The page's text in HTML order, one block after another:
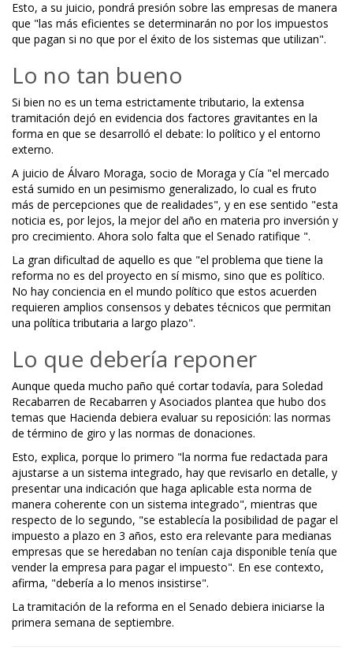
Esto, a su juicio, pondrá presión sobre las empresas de manera
que "las más eficientes se determinarán no por los impuestos
que pagan si no que por el éxito de los sistemas que utilizan".
Lo no tan bueno
Si bien no es un tema estrictamente tributario, la extensa
tramitación dejó en evidencia dos factores gravitantes en la
forma en que se desarrolló el debate: lo político y el entorno
externo.
A juicio de Álvaro Moraga, socio de Moraga y Cía "el mercado
está sumido en un pesimismo generalizado, lo cual es fruto
más de percepciones que de realidades", y en ese sentido "esta
noticia es, por lejos, la mejor del año en materia pro inversión y
pro crecimiento. Ahora solo falta que el Senado ratifique ".
La gran dificultad de aquello es que "el problema que tiene la
reforma no es del proyecto en sí mismo, sino que es político.
No hay conciencia en el mundo político que estos acuerden
requieren amplios consensos y debates técnicos que permitan
una política tributaria a largo plazo".
Lo que debería reponer
Aunque queda mucho paño qué cortar todavía, para Soledad
Recabarren de Recabarren y Asociados plantea que hubo dos
temas que Hacienda debiera evaluar su reposición: las normas
de término de giro y las normas de donaciones.
Esto, explica, porque lo primero "la norma fue redactada para
ajustarse a un sistema integrado, hay que revisarlo en detalle, y
presentar una indicación que haga aplicable esta norma de
manera coherente con un sistema integrado", mientras que
respecto de lo segundo, "se establecía la posibilidad de pagar el
impuesto a plazo en 3 años, esto era relevante para medianas
empresas que se heredaban no tenían caja disponible tenía que
vender la empresa para pagar el impuesto". En ese contexto,
afirma, "debería a lo menos insistirse".
La tramitación de la reforma en el Senado debiera iniciarse la
primera semana de septiembre.